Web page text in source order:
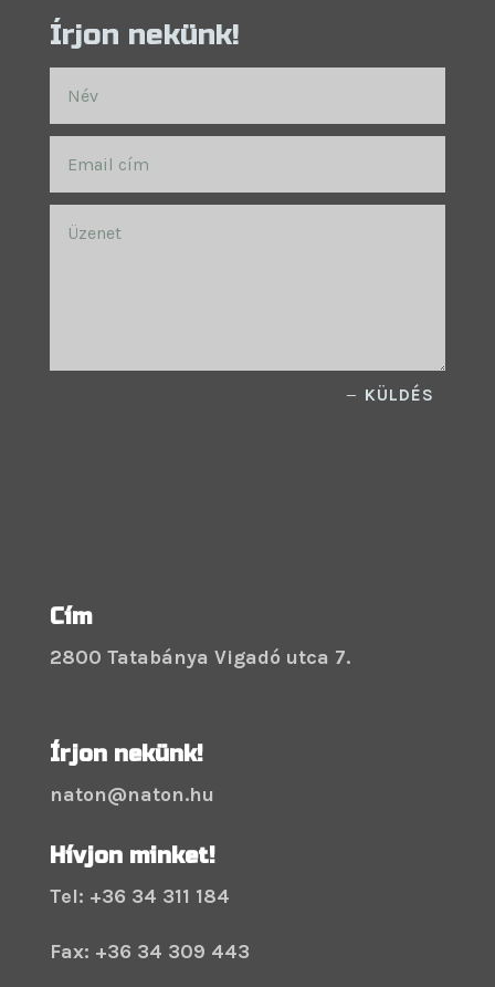
Írjon nekünk!
KÜLDÉS
Cím
2800 Tatabánya Vigadó utca 7.
Írjon nekünk!
naton@naton.hu
Hívjon minket!
Tel: +36 34 311 184
Fax: +36 34 309 443